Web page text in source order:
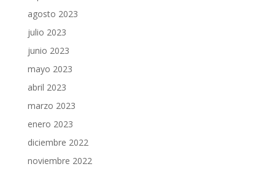
agosto 2023
julio 2023
junio 2023
mayo 2023
abril 2023
marzo 2023
enero 2023
diciembre 2022
noviembre 2022